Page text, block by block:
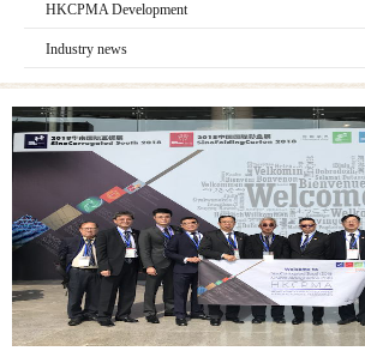
HKCPMA Development
Industry news